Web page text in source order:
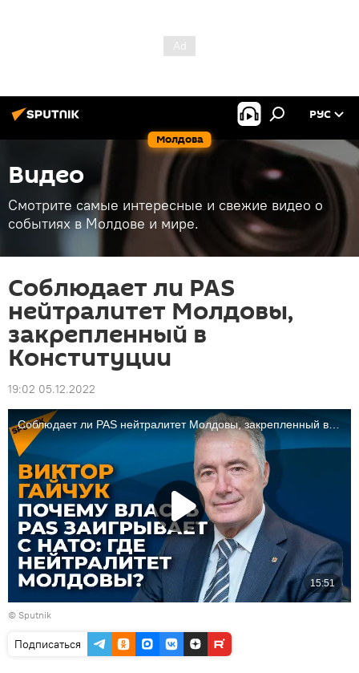
Молдова
РУС
Видео
Смотрите самые интересные и свежие видео о
событиях в Молдове и мире.
Соблюдает ли PAS
нейтралитет Молдовы,
закрепленный в
Конституции
19:02 05.12.2022
© Sputnik
Подписаться